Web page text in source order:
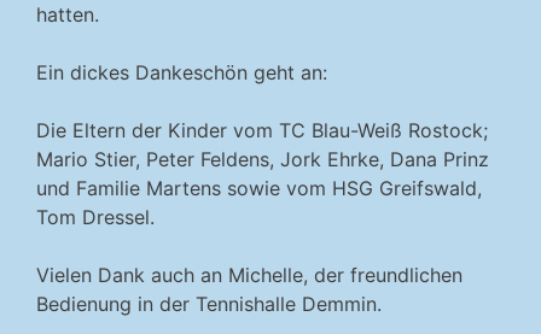
hatten.
Ein dickes Dankeschön geht an:
Die Eltern der Kinder vom TC Blau-Weiß Rostock;
Mario Stier, Peter Feldens, Jork Ehrke, Dana Prinz
und Familie Martens sowie vom HSG Greifswald,
Tom Dressel.
Vielen Dank auch an Michelle, der freundlichen
Bedienung in der Tennishalle Demmin.